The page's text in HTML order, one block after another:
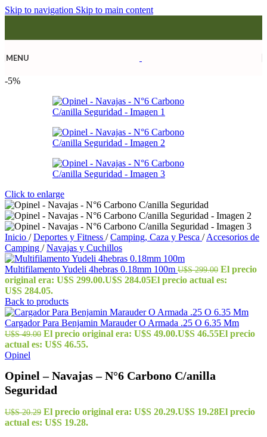
Skip to navigation Skip to main content
MENU
-5%
Click to enlarge
Inicio / Deportes y Fitness / Camping, Caza y Pesca / Accesorios de
Camping / Navajas y Cuchillos
Multifilamento Yudeli 4hebras 0.18mm 100m U$S299.00 El precio
original era: U$S 299.00.U$S 284.05El precio actual es:
U$S 284.05.
Back to products
Cargador Para Benjamin Marauder O Armada .25 O 6.35 Mm
U$S49.00 El precio original era: U$S 49.00.U$S 46.55El precio
actual es: U$S 46.55.
Opinel
Opinel – Navajas – N°6 Carbono C/anilla
Seguridad
U$S20.29 El precio original era: U$S 20.29.U$S 19.28El precio
actual es: U$S 19.28.